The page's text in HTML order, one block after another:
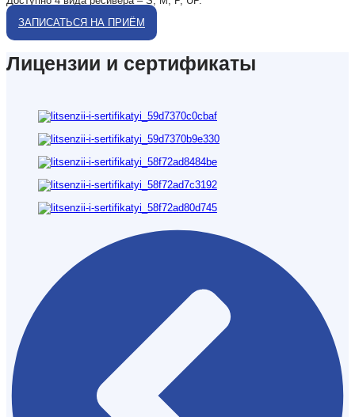
ЗАПИСАТЬСЯ НА ПРИЁМ
Лицензии и сертификаты